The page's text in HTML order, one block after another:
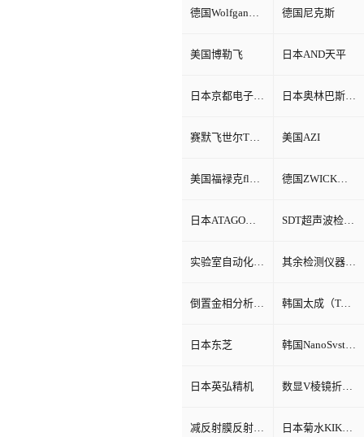
德国Wolfgang Warmbier 德国尼克斯
美国博勒飞 日本AND天平
日本京都电子KEM 日本奥林巴斯Olympus
赛默飞世尔Thermo Fisher 美国AZI
美国福禄克fluke 德国ZWICK兹韦克
日本ATAGO（爱宕）折光仪 SDT超声波检测仪
实验室自动化系统 其余检测仪器设备
倒置金相分析显微镜 韩国太成（TAE SUNG）
日本东芝 韩国NanoSvstem
日本英弘精机 数显V棱镜折射率测试仪
减反射膜反射比智能测试仪 日本菊水KIKUSUI